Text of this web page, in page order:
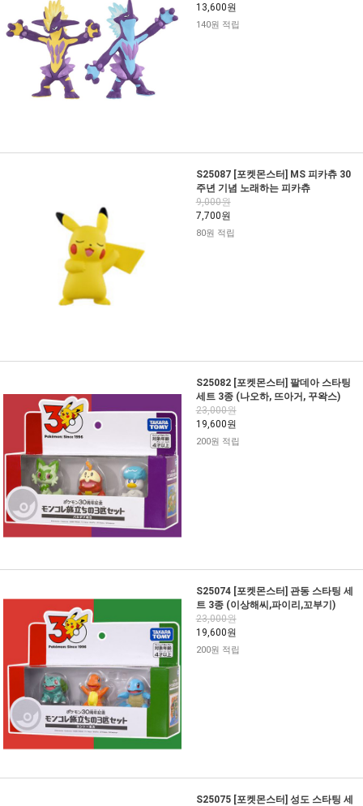
13,600원
140원 적립
S25087 [포켓몬스터] MS 피카츄 30
주년 기념 노래하는 피카츄
9,000원
7,700원
80원 적립
S25082 [포켓몬스터] 팔데아 스타팅
세트 3종 (나오하, 뜨아거, 꾸왁스)
23,000원
19,600원
200원 적립
S25074 [포켓몬스터] 관동 스타팅 세
트 3종 (이상해씨,파이리,꼬부기)
23,000원
19,600원
200원 적립
S25075 [포켓몬스터] 성도 스타팅 세